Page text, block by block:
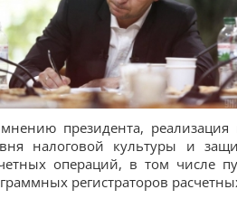
президента,
налоговой культуры и
операций, в том числе
регистраторов